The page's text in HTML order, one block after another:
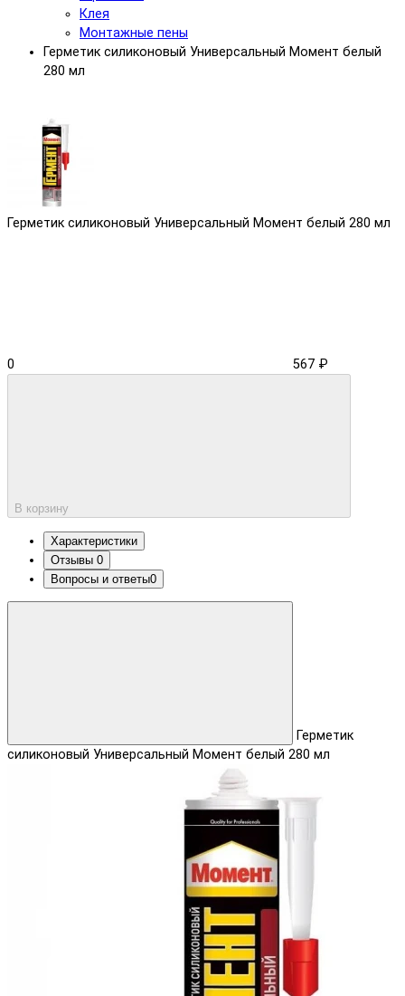
Клея
Монтажные пены
Герметик силиконовый Универсальный Момент белый
280 мл
Герметик силиконовый Универсальный Момент белый 280 мл
0 567 ₽
В корзину
Характеристики
Отзывы 0
Вопросы и ответы0
Герметик
силиконовый Универсальный Момент белый 280 мл